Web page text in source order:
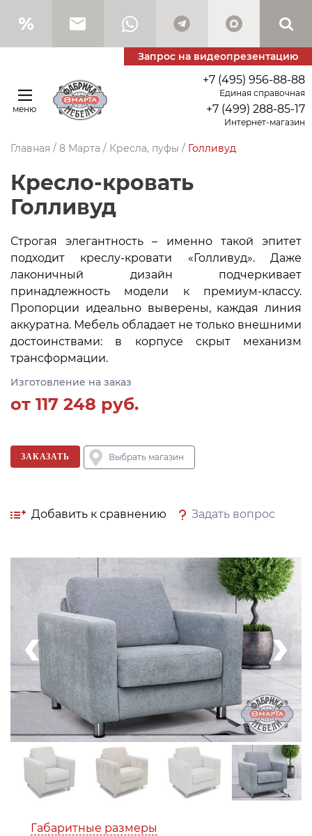
Запрос на видеопрезентацию
меню
+7 (495) 956-88-88
Единая справочная
+7 (499) 288-85-17
Интернет-магазин
Главная / 8 Марта / Кресла, пуфы / Голливуд
Кресло-кровать
Голливуд
Строгая элегантность – именно такой эпитет
подходит креслу-кровати «Голливуд». Даже
лаконичный дизайн подчеркивает
принадлежность модели к премиум-классу.
Пропорции идеально выверены, каждая линия
аккуратна. Мебель обладает не только внешними
достоинствами: в корпусе скрыт механизм
трансформации.
Изготовление на заказ
от 117 248 руб.
ЗАКАЗАТЬ Выбрать магазин
Добавить к сравнению Задать вопрос
Габаритные размеры